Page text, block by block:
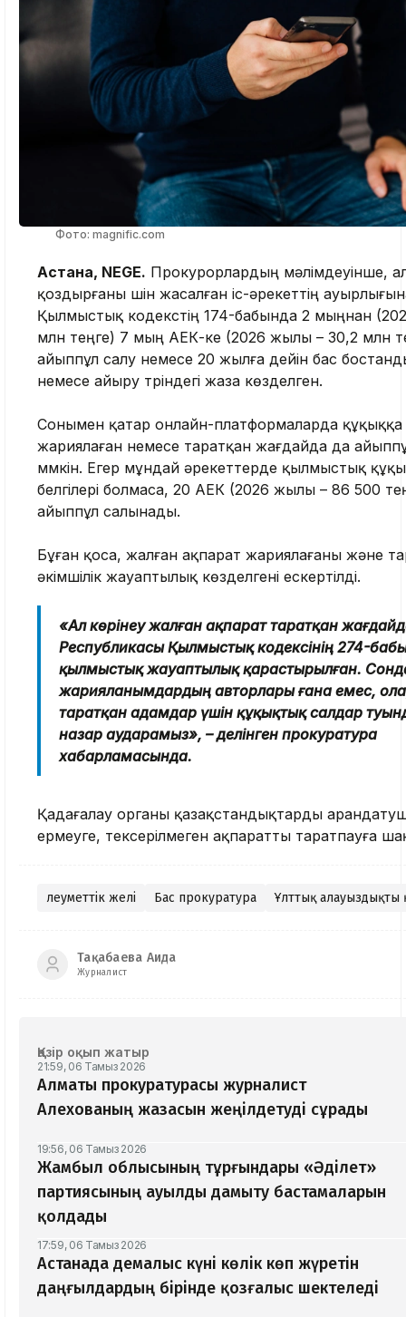
Фото: magnific.com
Астана, NEGE. Прокурорлардың мәлімдеуінше,
қоздырғаны үшін жасалған іс-әрекеттің
Қылмыстық кодекстің 174-бабында 2 мыңнан
млн теңге) 7 мың АЕК-ке (2026 жылы – 30,2 млн
айыппұл салу немесе 20 жылға дейін бас
немесе айыру түріндегі жаза көзделген.
Сонымен қатар онлайн-платформаларда
жариялаған немесе таратқан жағдайда да
мүмкін. Егер мұндай әрекеттерде қылмыстық
белгілері болмаса, 20 АЕК (2026 жылы – 86 500
айыппұл салынады.
Бұған қоса, жалған ақпарат жариялағаны және
әкімшілік жауаптылық көзделгені ескертілді.
«Ал көрінеу жалған ақпарат таратқан
Республикасы Қылмыстық кодексінің 274-
қылмыстық жауаптылық қарастырылған.
жарияланымдардың авторлары ғана емес,
таратқан адамдар үшін құқықтық салдар
назар аударамыз», – делінген прокуратура
хабарламасында.
Қадағалау органы қазақстандықтарды
ермеуге, тексерілмеген ақпаратты таратпауға
Әлеуметтік желі Бас прокуратура Ұлттық алауыздықты
Тақабаева Аида
Журналист
Қазір оқып жатыр
21:59, 06 Тамыз 2026
Алматы прокуратурасы журналист
Алехованың жазасын жеңілдетуді сұрады
19:56, 06 Тамыз 2026
Жамбыл облысының тұрғындары «Әділет»
партиясының ауылды дамыту бастамаларын
қолдады
17:59, 06 Тамыз 2026
Астанада демалыс күні көлік көп жүретін
даңғылдардың бірінде қозғалыс шектеледі